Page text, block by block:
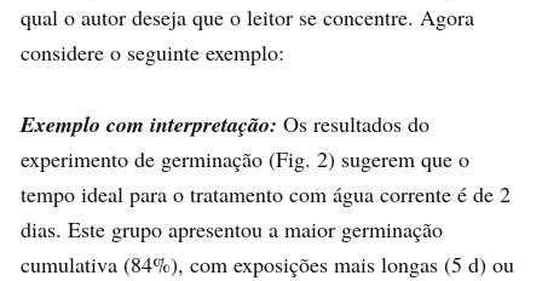
qual o autor deseja que o leitor se concentre. Agora
considere o seguinte exemplo:
Exemplo com interpretação: Os resultados do
experimento de germinação (Fig. 2) sugerem que o
tempo ideal para o tratamento com água corrente é de 2
dias. Este grupo apresentou a maior germinação
cumulativa (84%), com exposições mais longas (5 d) ou